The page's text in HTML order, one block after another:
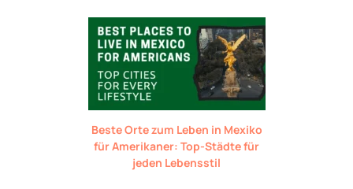
Beste Orte zum Leben in Mexiko
für Amerikaner: Top-Städte für
jeden Lebensstil